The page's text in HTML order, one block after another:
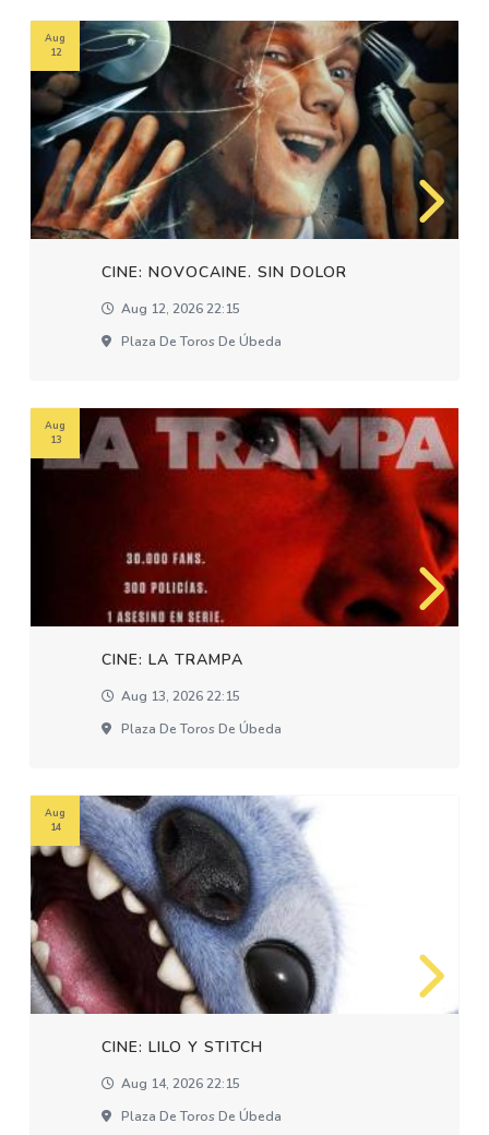
CINE: NOVOCAINE. SIN DOLOR
Aug 12, 2026 22:15
Plaza De Toros De Úbeda
Aug
12
CINE: LA TRAMPA
Aug 13, 2026 22:15
Plaza De Toros De Úbeda
Aug
13
CINE: LILO Y STITCH
Aug 14, 2026 22:15
Plaza De Toros De Úbeda
Aug
14